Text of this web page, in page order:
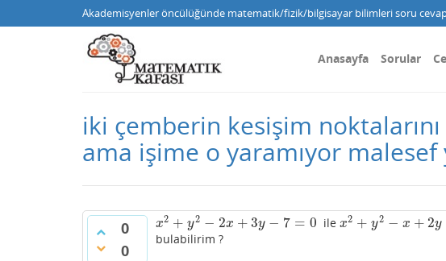
Akademisyenler öncülüğünde matematik/fizik/bilgisayar bilimleri soru
Anasayfa Sorular
iki çemberin kesişim
ama işime o yaramıyor malesef
0
0
x2 + y2 − 2x + 3y − 7 = 0
x2+y2 −2x +3 y−7 =0 ilex2 + y2 − x + 2y
x2+y2 −x+2y −5 =0
bulabilirim ?